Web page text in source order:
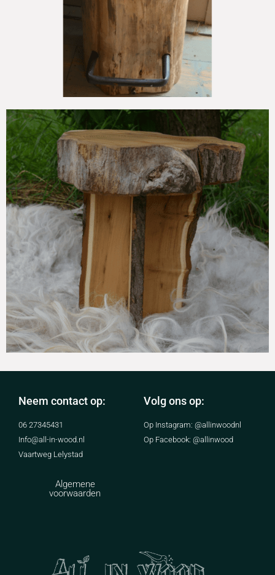
Neem contact op:
06 27345431
Info@all-in-wood.nl
Vaartweg Lelystad
Algemene
voorwaarden
Volg ons op:
Op Instagram: @allinwoodnl
Op Facebook: @allinwood